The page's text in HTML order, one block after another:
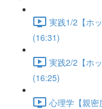
実践1/2【ホ
(16:31)
実践2/2【ホ
(16:25)
心理学【親